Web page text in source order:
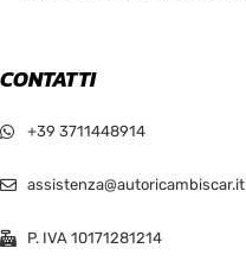
CONTATTI
+39 3711448914
assistenza@autoricambiscar.it
P. IVA 10171281214